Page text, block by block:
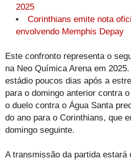
2025
Corinthians emite nota
envolvendo Memphis Depay
Este confronto representa o
na Neo Química Arena em
estádio poucos dias após a
para o domingo anterior contra
o duelo contra o Água Santa
do ano para o Corinthians, que
domingo seguinte.
A transmissão da partida